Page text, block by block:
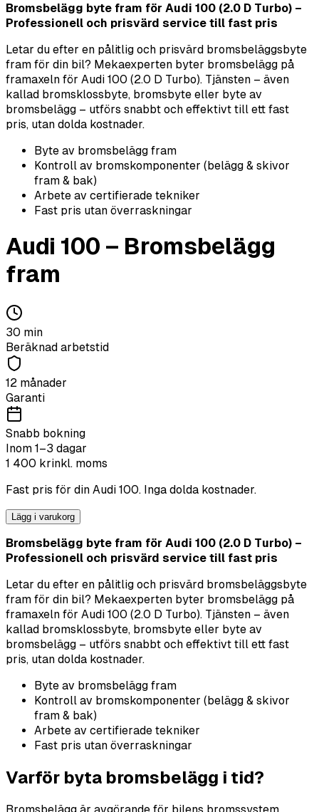
Bromsbelägg byte fram för Audi 100 (2.0 D Turbo) –
Professionell och prisvärd service till fast pris
Letar du efter en pålitlig och prisvärd bromsbeläggsbyte
fram för din bil? Mekaexperten byter bromsbelägg på
framaxeln för Audi 100 (2.0 D Turbo). Tjänsten – även
kallad bromsklossbyte, bromsbyte eller byte av
bromsbelägg – utförs snabbt och effektivt till ett fast
pris, utan dolda kostnader.
Byte av bromsbelägg fram
Kontroll av bromskomponenter (belägg & skivor
fram & bak)
Arbete av certifierade tekniker
Fast pris utan överraskningar
Audi 100 – Bromsbelägg
fram
30 min
Beräknad arbetstid
12 månader
Garanti
Snabb bokning
Inom 1–3 dagar
1 400 krinkl. moms
Fast pris för din Audi 100. Inga dolda kostnader.
Lägg i varukorg
Bromsbelägg byte fram för Audi 100 (2.0 D Turbo) –
Professionell och prisvärd service till fast pris
Letar du efter en pålitlig och prisvärd bromsbeläggsbyte
fram för din bil? Mekaexperten byter bromsbelägg på
framaxeln för Audi 100 (2.0 D Turbo). Tjänsten – även
kallad bromsklossbyte, bromsbyte eller byte av
bromsbelägg – utförs snabbt och effektivt till ett fast
pris, utan dolda kostnader.
Byte av bromsbelägg fram
Kontroll av bromskomponenter (belägg & skivor
fram & bak)
Arbete av certifierade tekniker
Fast pris utan överraskningar
Varför byta bromsbelägg i tid?
Bromsbelägg är avgörande för bilens bromssystem.